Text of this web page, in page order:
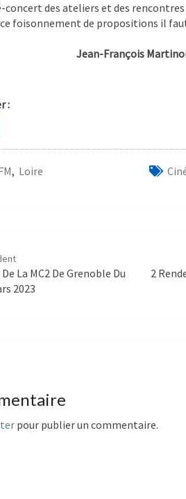
des ateliers et des rencontres
ce foisonnement de propositions il
:
, Loire
La MC2 De Grenoble Du
2023
2
pour publier un commentaire.